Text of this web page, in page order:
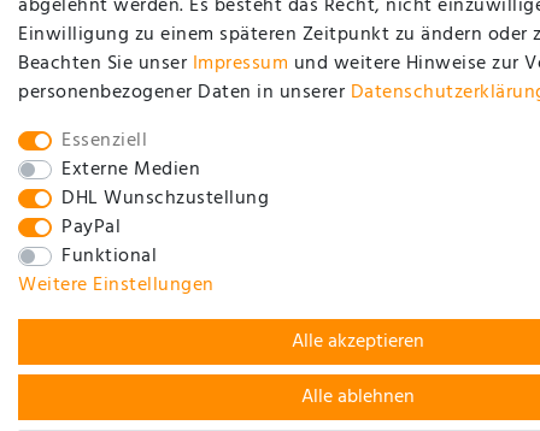
Einwilligung zu einem späteren Zeitpunkt zu ändern oder
Beachten Sie unser Impressum und weitere Hinweise zur
personenbezogener Daten in unserer
Essenziell
Externe Medien
DHL Wunschzustellung
PayPal
Funktional
Weitere Einstellungen
Alle akzeptieren
Alle ablehnen